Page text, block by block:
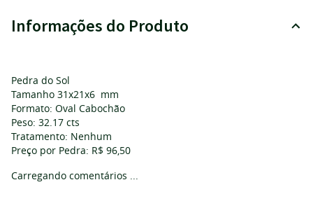
Informações do Produto
Pedra do Sol
Tamanho 31x21x6 mm
Formato: Oval Cabochão
Peso: 32.17 cts
Tratamento: Nenhum
Preço por Pedra: R$ 96,50
Carregando comentários ...